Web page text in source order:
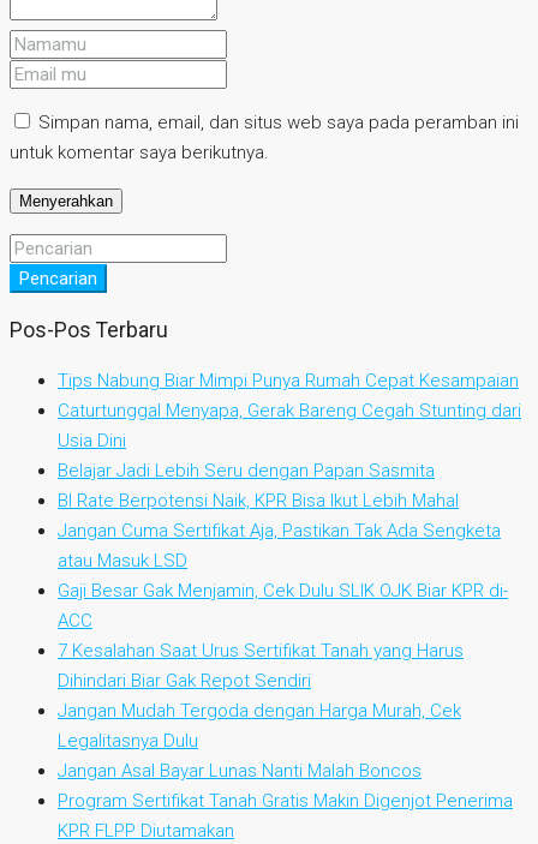
Simpan nama, email, dan situs web saya pada peramban ini
untuk komentar saya berikutnya.
Pencarian
Pos-Pos Terbaru
Tips Nabung Biar Mimpi Punya Rumah Cepat Kesampaian
Caturtunggal Menyapa, Gerak Bareng Cegah Stunting dari
Usia Dini
Belajar Jadi Lebih Seru dengan Papan Sasmita
BI Rate Berpotensi Naik, KPR Bisa Ikut Lebih Mahal
Jangan Cuma Sertifikat Aja, Pastikan Tak Ada Sengketa
atau Masuk LSD
Gaji Besar Gak Menjamin, Cek Dulu SLIK OJK Biar KPR di-
ACC
7 Kesalahan Saat Urus Sertifikat Tanah yang Harus
Dihindari Biar Gak Repot Sendiri
Jangan Mudah Tergoda dengan Harga Murah, Cek
Legalitasnya Dulu
Jangan Asal Bayar Lunas Nanti Malah Boncos
Program Sertifikat Tanah Gratis Makin Digenjot Penerima
KPR FLPP Diutamakan